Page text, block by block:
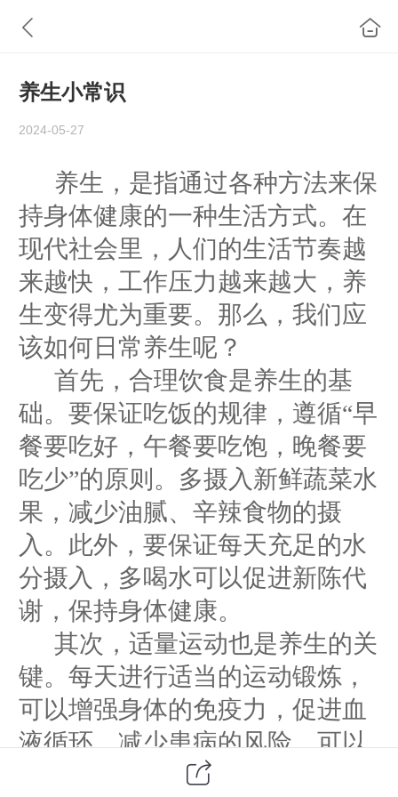
养生小常识
2024-05-27
养生，是指通过各种方法来保
持身体健康的一种生活方式。在
现代社会里，人们的生活节奏越
来越快，工作压力越来越大，养
生变得尤为重要。那么，我们应
该如何日常养生呢？
首先，合理饮食是养生的基
础。要保证吃饭的规律，遵循“早
餐要吃好，午餐要吃饱，晚餐要
吃少”的原则。多摄入新鲜蔬菜水
果，减少油腻、辛辣食物的摄
入。此外，要保证每天充足的水
分摄入，多喝水可以促进新陈代
谢，保持身体健康。
其次，适量运动也是养生的关
键。每天进行适当的运动锻炼，
可以增强身体的免疫力，促进血
液循环，减少患病的风险。可以
选择自己喜爱的运动方式，比如